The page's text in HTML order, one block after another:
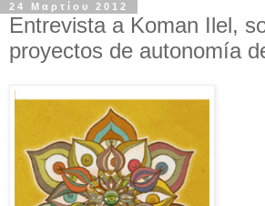
24 Μαρτίου 2012
Entrevista a Koman Ilel,
proyectos de autonomía